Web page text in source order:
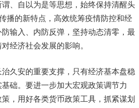
、自以为是等思想，始终保持清醒头
播的新特点，高效统筹疫情防控和经
输入、内防反弹，坚持动态清零，最
经济社会发展的影响。
久安的重要支撑，只有经济基本盘稳
础。要进一步加大宏观政策调节力
，用好各类货币政策工具，抓紧谋划